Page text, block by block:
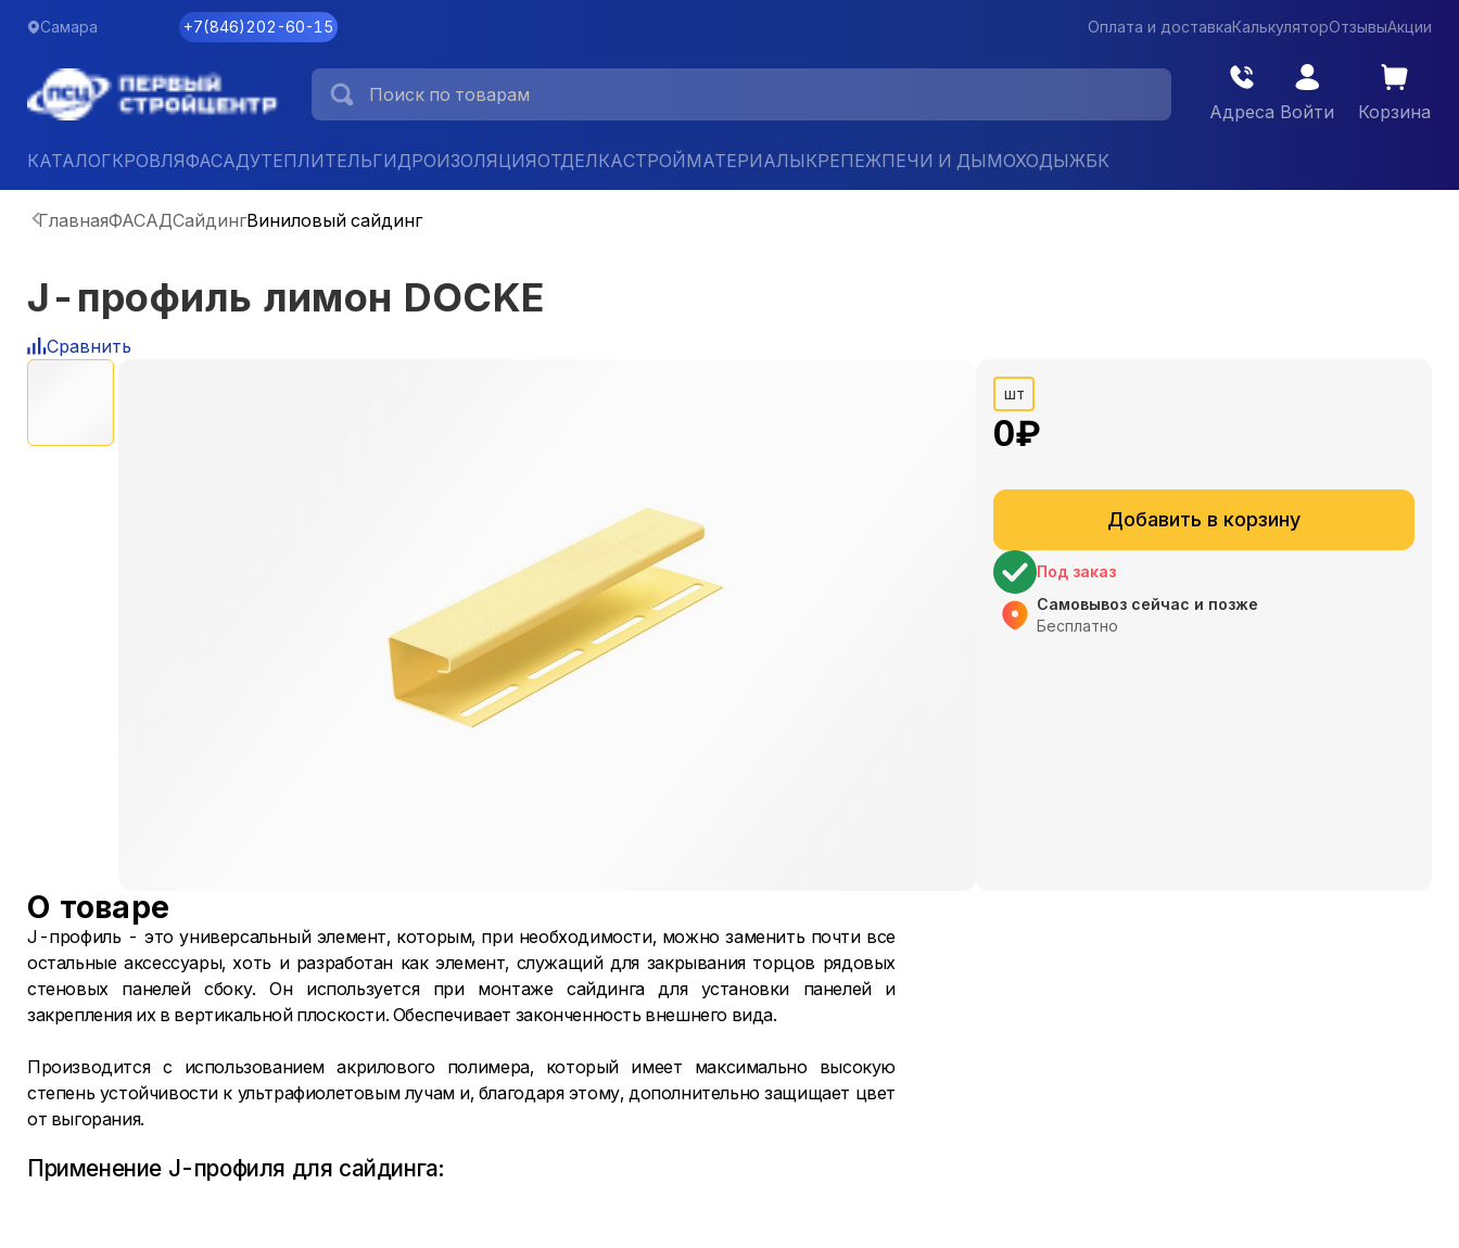
Самара +7(846)202-60-15 Оплата и доставкаКалькуляторОтзывыАкции
Адреса Войти Корзина
КАТАЛОГКРОВЛЯФАСАДУТЕПЛИТЕЛЬГИДРОИЗОЛЯЦИЯОТДЕЛКАСТРОЙМАТЕРИАЛЫКРЕПЕЖПЕЧИ И ДЫМОХОДЫЖБК
ГлавнаяФАСАДСайдингВиниловый сайдинг
J-профиль лимон DOCKE
Сравнить
шт
0₽
Добавить в корзину
Под заказ
Самовывоз сейчас и позже
Бесплатно
О товаре
J-профиль - это универсальный элемент, которым, при необходимости, можно заменить почти все
остальные аксессуары, хоть и разработан как элемент, служащий для закрывания торцов рядовых
стеновых панелей сбоку. Он используется при монтаже сайдинга для установки панелей и
закрепления их в вертикальной плоскости. Обеспечивает законченность внешнего вида.
Производится с использованием акрилового полимера, который имеет максимально высокую
степень устойчивости к ультрафиолетовым лучам и, благодаря этому, дополнительно защищает цвет
от выгорания.
Применение J-профиля для сайдинга: